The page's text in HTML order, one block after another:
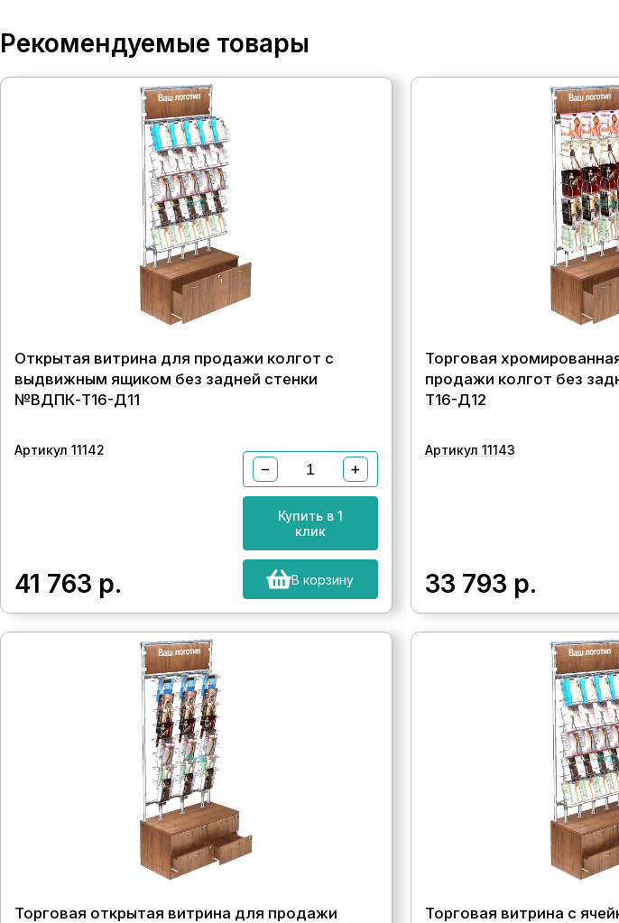
Рекомендуемые товары
Открытая витрина для продажи колгот с
выдвижным ящиком без задней стенки
№ВДПК-Т16-Д11
Артикул 11142
41 763 р.
− +
Купить в 1
клик
В корзину
Торговая
продажи колгот без
Т16-Д12
Артикул 11143
33 793 р.
Торговая открытая витрина для продажи
Торговая витрина с